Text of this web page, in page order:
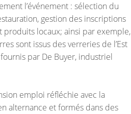
l’événement : sélection du
gestion des inscriptions
produits locaux; ainsi par exemple,
sont issus des verreries de l’Est
par De Buyer, industriel
emploi réfléchie avec la
alternance et formés dans des